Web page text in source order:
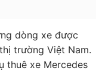
dòng xe được
trường Việt Nam.
thuê xe Mercedes